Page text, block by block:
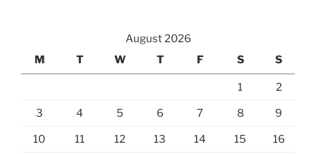
August 2026
M
T W T F S S
1 2
3 4 5 6 7 8 9
10 11 12 13 14 15 16